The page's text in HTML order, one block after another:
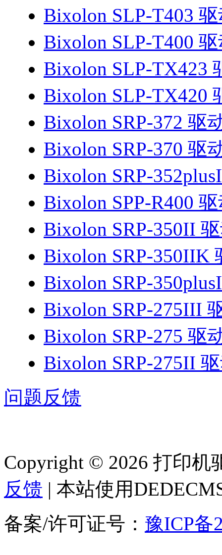
Bixolon SLP-T403
Bixolon SLP-T400
Bixolon SLP-TX423
Bixolon SLP-TX420
Bixolon SRP-372 驱
Bixolon SRP-370 驱
Bixolon SRP-
Bixolon SPP-R400
Bixolon SRP-350II
Bixolon SRP-350IIK
Bixolon SRP-
Bixolon SRP-275III
Bixolon SRP-275 驱
Bixolon SRP-275II
问题反馈
Copyright © 2026 打印
反馈 | 本站使用
备案/许可证号： 豫ICP备